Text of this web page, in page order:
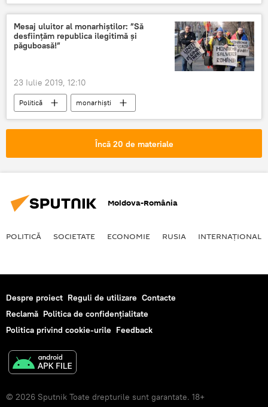
Creier
Om
Mesaj uluitor al monarhiștilor: ”Să
desființăm republica ilegitimă și
păguboasă!”
23 Iulie 2019, 12:10
Politică monarhiști
Încă 20 de materiale
Moldova-România
POLITICĂ SOCIETATE ECONOMIE RUSIA INTERNAŢIONAL
Despre proiect Reguli de utilizare Contacte
Reclamă Politica de confidențialitate
Politica privind cookie-urile Feedback
© 2026 Sputnik Toate drepturile sunt garantate. 18+